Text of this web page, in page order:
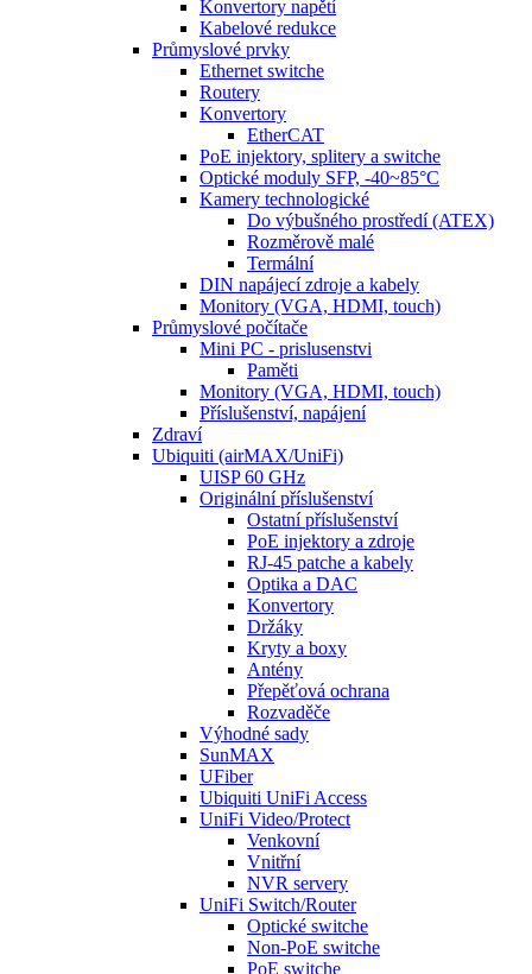
Konvertory napětí
Kabelové redukce
Průmyslové prvky
Ethernet switche
Routery
Konvertory
EtherCAT
PoE injektory, splitery a switche
Optické moduly SFP, -40~85°C
Kamery technologické
Do výbušného prostředí (ATEX)
Rozměrově malé
Termální
DIN napájecí zdroje a kabely
Monitory (VGA, HDMI, touch)
Průmyslové počítače
Mini PC - prislusenstvi
Paměti
Monitory (VGA, HDMI, touch)
Příslušenství, napájení
Zdraví
Ubiquiti (airMAX/UniFi)
UISP 60 GHz
Originální příslušenství
Ostatní příslušenství
PoE injektory a zdroje
RJ-45 patche a kabely
Optika a DAC
Konvertory
Držáky
Kryty a boxy
Antény
Přepěťová ochrana
Rozvaděče
Výhodné sady
SunMAX
UFiber
Ubiquiti UniFi Access
UniFi Video/Protect
Venkovní
Vnitřní
NVR servery
UniFi Switch/Router
Optické switche
Non-PoE switche
PoE switche